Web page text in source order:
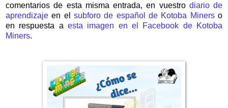
comentarios de esta misma entrada, en vuestro diario de
aprendizaje en el subforo de español de Kotoba Minerso
en respuesta a esta imagen en el Facebook de Kotoba
Miners.